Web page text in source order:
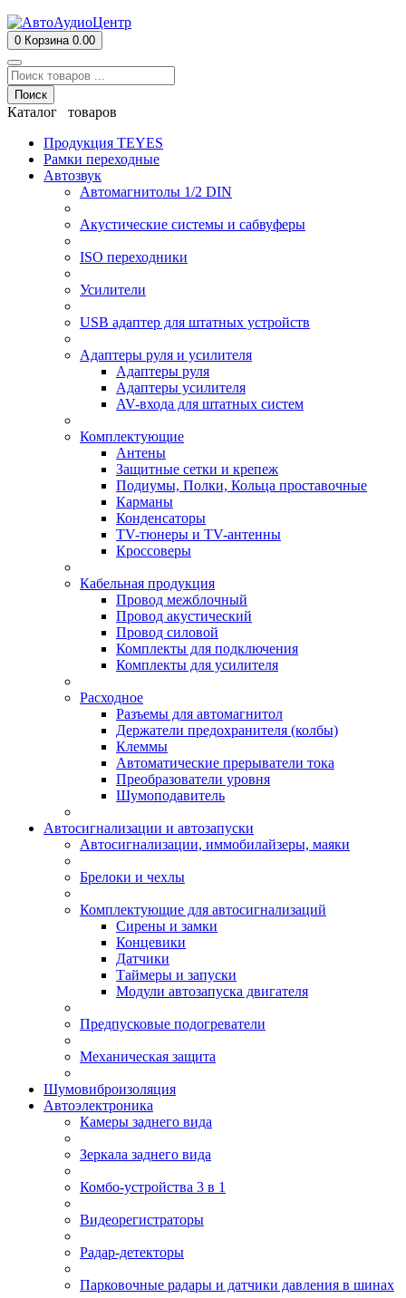
0 Корзина 0.00
Поиск
Каталог товаров
Продукция TEYES
Рамки переходные
Автозвук
Автомагнитолы 1/2 DIN
Акустические системы и сабвуферы
ISO переходники
Усилители
USB адаптер для штатных устройств
Адаптеры руля и усилителя
Адаптеры руля
Адаптеры усилителя
AV-входа для штатных систем
Комплектующие
Антены
Защитные сетки и крепеж
Подиумы, Полки, Кольца проставочные
Карманы
Конденсаторы
TV-тюнеры и TV-антенны
Кроссоверы
Кабельная продукция
Провод межблочный
Провод акустический
Провод силовой
Комплекты для подключения
Комплекты для усилителя
Расходное
Разъемы для автомагнитол
Держатели предохранителя (колбы)
Клеммы
Автоматические прерыватели тока
Преобразователи уровня
Шумоподавитель
Автосигнализации и автозапуски
Автосигнализации, иммобилайзеры, маяки
Брелоки и чехлы
Комплектующие для автосигнализаций
Сирены и замки
Концевики
Датчики
Таймеры и запуски
Модули автозапуска двигателя
Предпусковые подогреватели
Механическая защита
Шумовиброизоляция
Автоэлектроника
Камеры заднего вида
Зеркала заднего вида
Комбо-устройства 3 в 1
Видеорегистраторы
Радар-детекторы
Парковочные радары и датчики давления в шинах